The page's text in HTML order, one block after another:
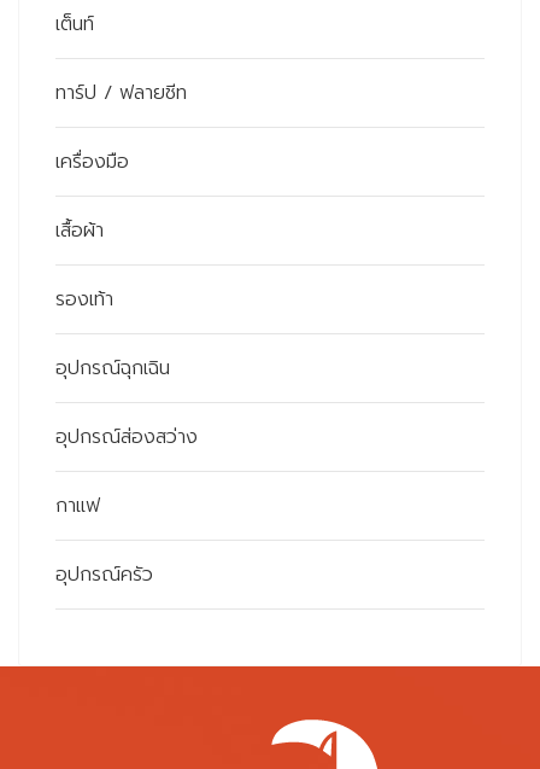
เต็นท์
ทาร์ป / ฟลายชีท
เครื่องมือ
เสื้อผ้า
รองเท้า
อุปกรณ์ฉุกเฉิน
อุปกรณ์ส่องสว่าง
กาแฟ
อุปกรณ์ครัว